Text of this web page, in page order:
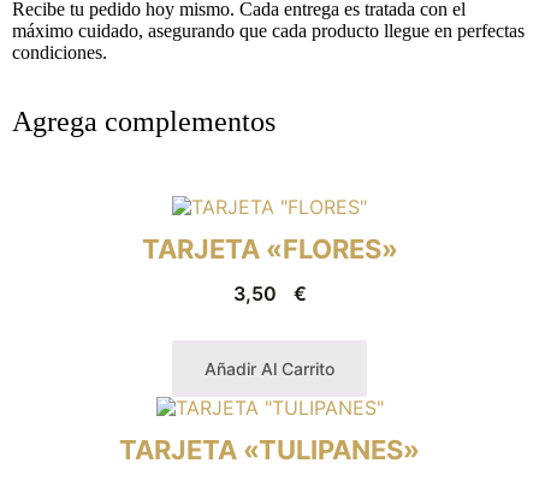
Recibe tu pedido hoy mismo. Cada entrega es tratada con el
máximo cuidado, asegurando que cada producto llegue en perfectas
condiciones.
Agrega complementos
TARJETA «FLORES»
3,50 €
Añadir Al Carrito
TARJETA «TULIPANES»